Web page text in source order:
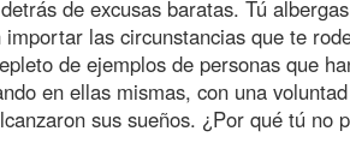
de excusas baratas. Tú
las circunstancias que te
de ejemplos de personas que
en ellas mismas, con una
sus sueños. ¿Por qué tú no